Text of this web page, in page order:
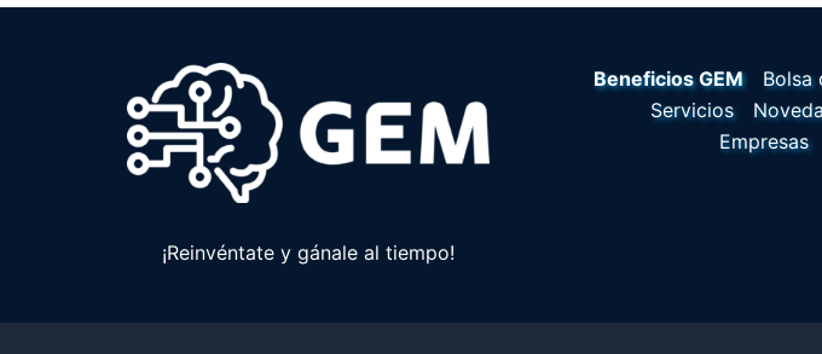
¡Reinvéntate y gánale al tiempo!
Beneficios GEM Bolsa
Servicios
Empresas